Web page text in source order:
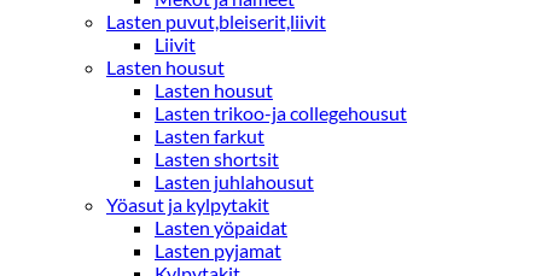
Lasten puvut,bleiserit,liivit
Liivit
Lasten housut
Lasten housut
Lasten trikoo-ja collegehousut
Lasten farkut
Lasten shortsit
Lasten juhlahousut
Yöasut ja kylpytakit
Lasten yöpaidat
Lasten pyjamat